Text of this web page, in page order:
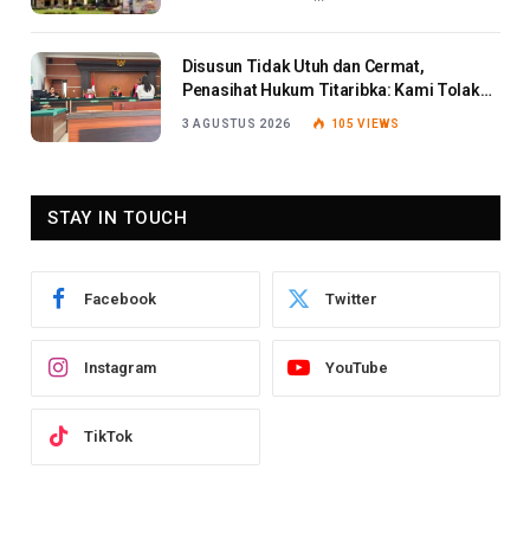
Disusun Tidak Utuh dan Cermat,
Penasihat Hukum Titaribka: Kami Tolak
3 AGUSTUS 2026 105VIEWS
STAY IN TOUCH
Facebook Twitter
Instagram YouTube
TikTok